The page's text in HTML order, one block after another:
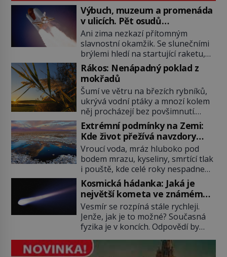
Výbuch, muzeum a promenáda
v ulicích. Pět osudů
nejslavnějších raketoplánů
Ani zima nezkazí přítomným
slavnostní okamžik. Se slunečními
brýlemi hledí na startující raketu,
která má do vesmíru vynést kromě
posádky také obyčejnou učitelku.
Po několika sekundách všem
ztuhnou úsměvy, stroj totiž
exploduje. Jejich konstrukce není
z levného kraje, daňové poplatníky
stojí miliardy dolarů. Na druhou
stranu zvládnou jen představitelné
věci. Na malé kousky Název:
Columbia První […]
Rákos: Nenápadný poklad z
mokřadů
Šumí ve větru na březích rybníků,
ukrývá vodní ptáky a mnozí kolem
něj procházejí bez povšimnutí.
Přesto právě rákos pomáhal stavět
domy, vyrábět lodě, zapisovat první
texty a inspiroval řadu pověstí.
Tato skromná, ale užitečná
rostlina provází člověka už tisíce
let. Většina lidí vnímá rákos jen jako
obyčejnou kulisu letního koupání.
Stačí se však podívat […]
Extrémní podmínky na Zemi:
Kde život přežívá navzdory
všemu
Vroucí voda, mráz hluboko pod
bodem mrazu, kyseliny, smrtící tlak
i pouště, kde celé roky nespadne
jediná kapka deště. Na první
pohled místa, kde nemůže
existovat vůbec nic. Přesto právě
tady vědci objevují organismy,
které posouvají hranice života.
Každý nový nález mění naše
představy o tom, co všechno
dokáže příroda a napovídá, kde
Kosmická hádanka: Jaká je
největší kometa ve známém
vesmíru?
Vesmír se rozpíná stále rychleji.
Jenže, jak je to možné? Současná
fyzika je v koncích. Odpovědí by
energie. Právě na tu se zaměří